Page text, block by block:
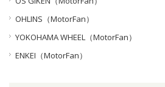
OHLINS（MotorFan）
YOKOHAMA WHEEL（MotorFan）
ENKEI（MotorFan）